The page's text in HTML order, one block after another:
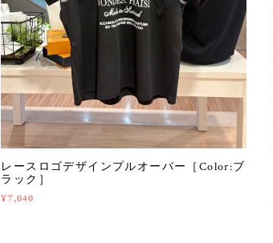
レースロゴデザインプルオーバー［Color:ブ
ラック］
¥7,040